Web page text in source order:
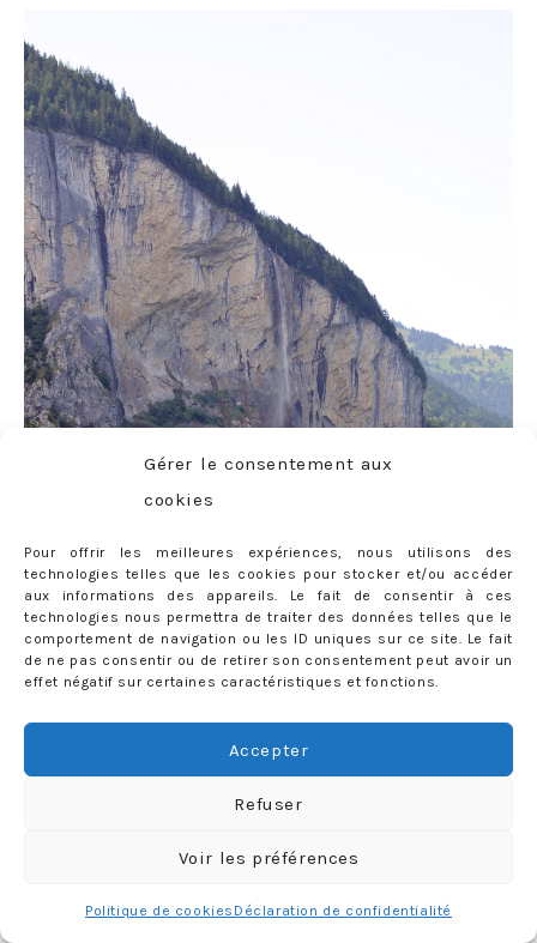
Gérer le consentement aux
cookies
Pour offrir les meilleures expériences, nous utilisons des
technologies telles que les cookies pour stocker et/ou accéder
aux informations des appareils. Le fait de consentir à ces
technologies nous permettra de traiter des données telles que le
comportement de navigation ou les ID uniques sur ce site. Le fait
de ne pas consentir ou de retirer son consentement peut avoir un
effet négatif sur certaines caractéristiques et fonctions.
Accepter
Refuser
Voir les préférences
Politique de cookies Déclaration de confidentialité